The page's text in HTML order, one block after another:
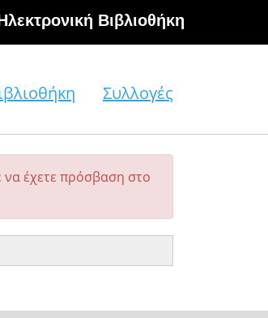
Βιβλιοθήκη
Συλλογές
έχετε πρόσβαση στο